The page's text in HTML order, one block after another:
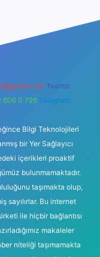
Teams:
606 0 726 Telegram:
Bilgi Teknolojileri
bir Yer Sağlayıcı
içerikleri proaktif
bulunmamaktadır.
taşımakta olup,
sayılırlar. Bu internet
ile hiçbir bağlantısı
makaleler
niteliği taşımamakta